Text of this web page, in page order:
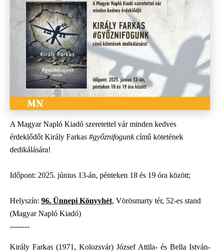
A Magyar Napló Kiadó szeretettel vár minden kedves
érdeklődőt Király Farkas #győznifogunkcímű kötetének
dedikálására!
Időpont: 2025. június 13-án, pénteken 18 és 19 óra között;
Helyszín: 96. Ünnepi Könyvhét, Vörösmarty tér, 52-es stand
(Magyar Napló Kiadó)
--------
Király Farkas (1971, Kolozsvár) József Attila- és Bella István-